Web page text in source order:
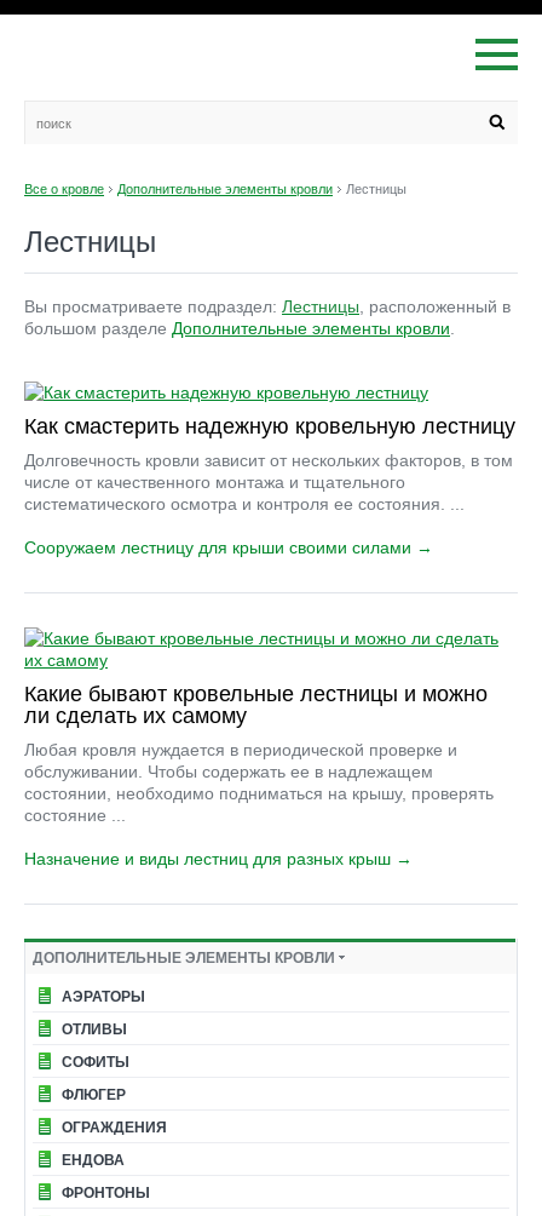
Все о кровле Дополнительные элементы кровли Лестницы
Лестницы
Вы просматриваете подраздел: Лестницы , расположенный в
большом разделе Дополнительные элементы кровли
Как смастерить надежную кровельную лестницу
Долговечность кровли зависит от нескольких факторов, в том
числе от качественного монтажа и тщательного
систематического осмотра и контроля ее состояния. ...
Сооружаем лестницу для крыши своими силами →
Какие бывают кровельные лестницы и можно
ли сделать их самому
Любая кровля нуждается в периодической проверке и
обслуживании. Чтобы содержать ее в надлежащем
состоянии, необходимо подниматься на крышу, проверять
состояние ...
Назначение и виды лестниц для разных крыш →
ДОПОЛНИТЕЛЬНЫЕ ЭЛЕМЕНТЫ КРОВЛИ
АЭРАТОРЫ
ОТЛИВЫ
СОФИТЫ
ФЛЮГЕР
ОГРАЖДЕНИЯ
ЕНДОВА
ФРОНТОНЫ